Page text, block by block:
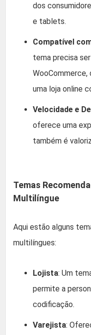
dos
e tablets.
Compatível
tema precisa
uma loja online
Velocidade e
oferece uma
também é
Temas
Multilíngue
Aqui estão alguns
multilíngues:
Lojista: Um
permite a
codificação.
Varejista: